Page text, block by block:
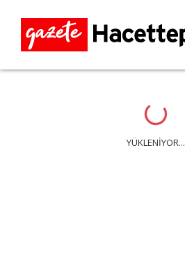
Loading...
YÜKLENİYOR...